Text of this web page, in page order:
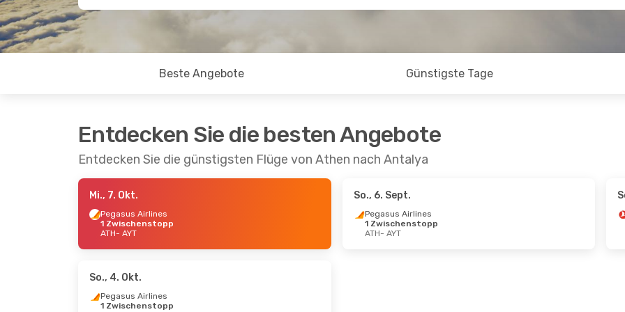
Beste Angebote Günstigste Tage
Entdecken Sie die besten Angebote
Entdecken Sie die günstigsten Flüge von Athen nach Antalya
Mi., 7. Okt.
Pegasus Airlines
1 Zwischenstopp
ATH- AYT
So., 6. Sept.
Pegasus Airlines
1 Zwischenstopp
ATH- AYT
So., 4. Okt.
Pegasus Airlines
1 Zwischenstopp